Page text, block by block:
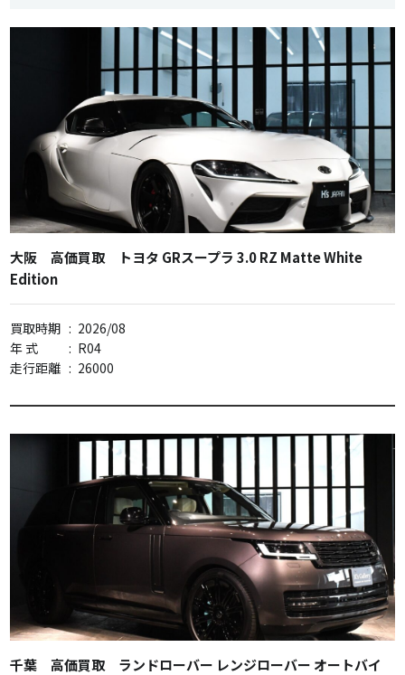
大阪 高価買取 トヨタ GRスープラ 3.0 RZ Matte White
Edition
買取時期 : 2026/08
年 式
: R04
走行距離 : 26000
千葉 高価買取 ランドローバー レンジローバー オートバイ